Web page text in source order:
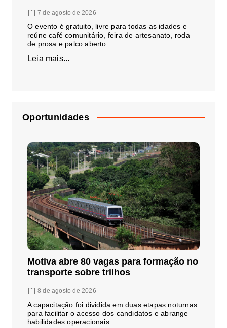
7 de agosto de 2026
O evento é gratuito, livre para todas as idades e
reúne café comunitário, feira de artesanato, roda
de prosa e palco aberto
Leia mais...
Oportunidades
Motiva abre 80 vagas para formação no
transporte sobre trilhos
8 de agosto de 2026
A capacitação foi dividida em duas etapas noturnas
para facilitar o acesso dos candidatos e abrange
habilidades operacionais